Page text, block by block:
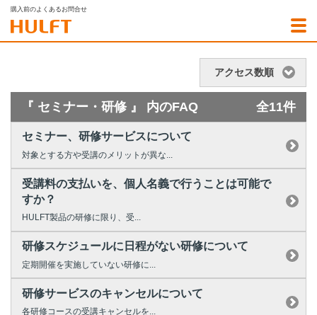
購入前のよくあるお問合せ
アクセス数順
『 セミナー・研修 』 内のFAQ 全11件
セミナー、研修サービスについて
対象とする方や受講のメリットが異な...
受講料の支払いを、個人名義で行うことは可能で
すか？
HULFT製品の研修に限り、受...
研修スケジュールに日程がない研修について
定期開催を実施していない研修に...
研修サービスのキャンセルについて
各研修コースの受講キャンセルを...